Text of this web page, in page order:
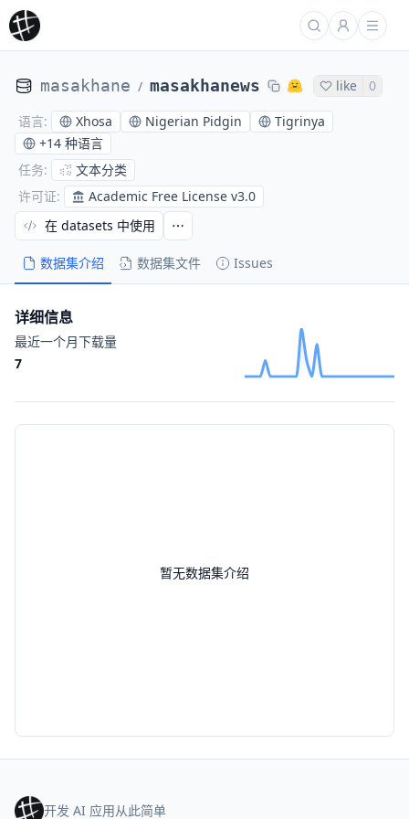
masakhane / masakhanews like 0
语言: Xhosa Nigerian Pidgin
Tigrinya
+14 种语言
任务:
文本分类
许可证: Academic Free License v3.0
数据集介绍 数据集文件 Issues
在 datasets 中使用
暂无数据集介绍
详细信息
最近一个月下载量
7
开发 AI 应用从此简单